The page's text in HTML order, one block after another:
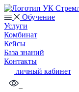
Обучение
Услуги
Комбинат
Кейсы
База знаний
Контакты
личный кабинет